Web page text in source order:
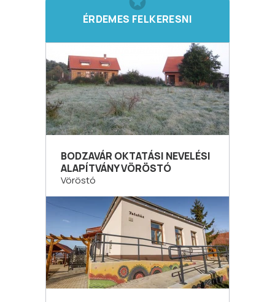
ÉRDEMES FELKERESNI
BODZAVÁR OKTATÁSI NEVELÉSI
ALAPÍTVÁNY VÖRÖSTÓ
Vöröstó